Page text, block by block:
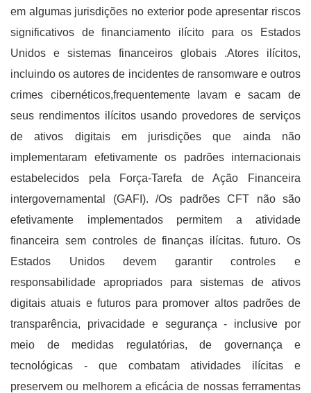
em algumas jurisdições no exterior pode apresentar riscos
significativos de financiamento ilícito para os Estados
Unidos e sistemas financeiros globais .Atores ilícitos,
incluindo os autores de incidentes de ransomware e outros
crimes cibernéticos,frequentemente lavam e sacam de
seus rendimentos ilícitos usando provedores de serviços
de ativos digitais em jurisdições que ainda não
implementaram efetivamente os padrões internacionais
estabelecidos pela Força-Tarefa de Ação Financeira
intergovernamental (GAFI). /Os padrões CFT não são
efetivamente implementados permitem a atividade
financeira sem controles de finanças ilícitas. futuro. Os
Estados Unidos devem garantir controles e
responsabilidade apropriados para sistemas de ativos
digitais atuais e futuros para promover altos padrões de
transparência, privacidade e segurança - inclusive por
meio de medidas regulatórias, de governança e
tecnológicas - que combatam atividades ilícitas e
preservem ou melhorem a eficácia de nossas ferramentas